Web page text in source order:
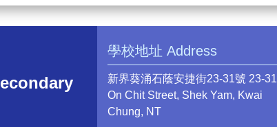
學校地址 Address
新界葵涌石蔭安捷街23-31號 23-31
On Chit Street, Shek Yam, Kwai
Chung, NT